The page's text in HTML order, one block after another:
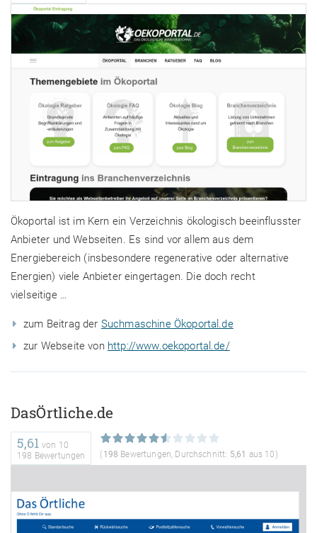
Ökoportal ist im Kern ein Verzeichnis ökologisch beeinflusster
Anbieter und Webseiten. Es sind vor allem aus dem
Energiebereich (insbesondere regenerative oder alternative
Energien) viele Anbieter eingertagen. Die doch recht
vielseitige …
zum Beitrag der Suchmaschine Ökoportal.de
zur Webseite von http://www.oekoportal.de/
DasÖrtliche.de
5,61 von 10
198 Bewertungen
(198 Bewertungen, Durchschnitt: 5,61 aus 10)